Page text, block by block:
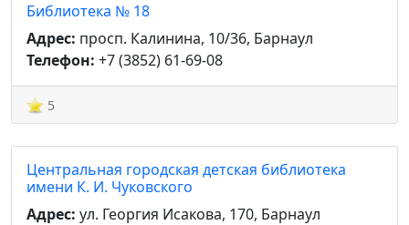
Библиотека № 18
Адрес: просп. Калинина, 10/36, Барнаул
Телефон: +7 (3852) 61-69-08
5
Центральная городская детская библиотека
имени К. И. Чуковского
Адрес: ул. Георгия Исакова, 170, Барнаул